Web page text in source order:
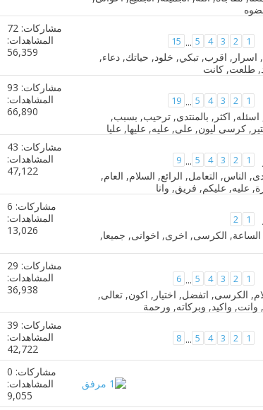
1
2
3
4
5
...
15
مشاركات: 72
المشاهدات:
56,359
1
2
3
4
5
...
19
مشاركات: 93
المشاهدات:
66,890
1
2
3
4
5
...
9
مشاركات: 43
المشاهدات:
47,122
1
2
مشاركات: 6
المشاهدات:
13,026
1
2
3
4
5
...
6
مشاركات: 29
المشاهدات:
36,938
1
2
3
4
5
...
8
مشاركات: 39
المشاهدات:
42,722
مشاركات: 0
المشاهدات:
9,055